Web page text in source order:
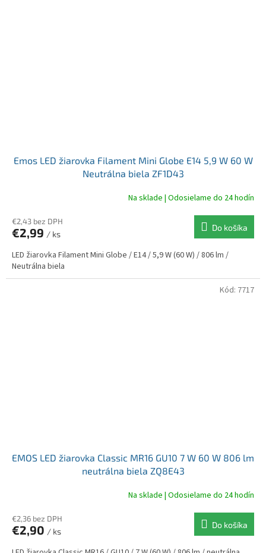
Emos LED žiarovka Filament Mini Globe E14 5,9 W 60 W
Neutrálna biela ZF1D43
Na sklade | Odosielame do 24 hodín
€2,43 bez DPH
€2,99 / ks
Do košíka
LED žiarovka Filament Mini Globe / E14 / 5,9 W (60 W) / 806 lm /
Neutrálna biela
EMOS LED žiarovka Classic MR16 GU10 7 W 60 W 806 lm
neutrálna biela ZQ8E43
Na sklade | Odosielame do 24 hodín
€2,36 bez DPH
€2,90 / ks
Do košíka
Kód: 7717